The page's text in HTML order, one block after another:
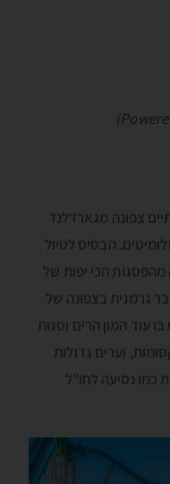
צפונה מגארדלנד
הבסיס לטיול
מהפסגות הכי יפות של
גרמנית בצפונה של
עוד המון הרים וסגות
וערים גדולות
כמו נסיעה לחו"ל